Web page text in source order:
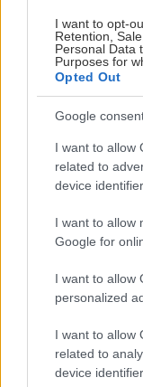
I want to opt-
Retention,
Personal Data
Purposes for
Opted Out
Google
I want to allow
related to
device
I want to allow
Google for
I want to allow
personalized
I want to allow
related to
device